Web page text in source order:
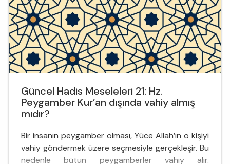
Güncel Hadis Meseleleri 21: Hz.
Peygamber Kur’an dışında vahiy almış
mıdır?
Bir insanın peygamber olması, Yüce Allah’ın o kişiyi
vahiy göndermek üzere seçmesiyle gerçekleşir. Bu
nedenle bütün peygamberler vahiy alır.